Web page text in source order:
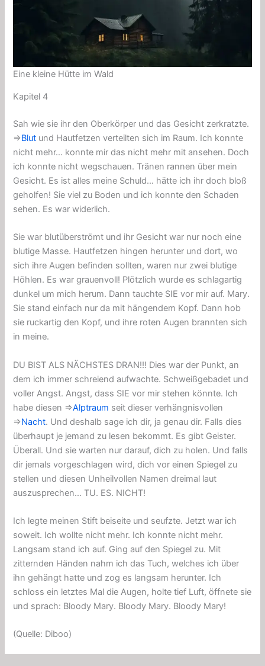
Eine kleine Hütte im Wald
Kapitel 4
Sah wie sie ihr den Oberkörper und das Gesicht zerkratzte.
⇒Blut und Hautfetzen verteilten sich im Raum. Ich konnte
nicht mehr… konnte mir das nicht mehr mit ansehen. Doch
ich konnte nicht wegschauen. Tränen rannen über mein
Gesicht. Es ist alles meine Schuld… hätte ich ihr doch bloß
geholfen! Sie viel zu Boden und ich konnte den Schaden
sehen. Es war widerlich.
Sie war blutüberströmt und ihr Gesicht war nur noch eine
blutige Masse. Hautfetzen hingen herunter und dort, wo
sich ihre Augen befinden sollten, waren nur zwei blutige
Höhlen. Es war grauenvoll! Plötzlich wurde es schlagartig
dunkel um mich herum. Dann tauchte SIE vor mir auf. Mary.
Sie stand einfach nur da mit hängendem Kopf. Dann hob
sie ruckartig den Kopf, und ihre roten Augen brannten sich
in meine.
DU BIST ALS NÄCHSTES DRAN!!! Dies war der Punkt, an
dem ich immer schreiend aufwachte. Schweißgebadet und
voller Angst. Angst, dass SIE vor mir stehen könnte. Ich
habe diesen ⇒Alptraum seit dieser verhängnisvollen
⇒Nacht. Und deshalb sage ich dir, ja genau dir. Falls dies
überhaupt je jemand zu lesen bekommt. Es gibt Geister.
Überall. Und sie warten nur darauf, dich zu holen. Und falls
dir jemals vorgeschlagen wird, dich vor einen Spiegel zu
stellen und diesen Unheilvollen Namen dreimal laut
auszusprechen… TU. ES. NICHT!
Ich legte meinen Stift beiseite und seufzte. Jetzt war ich
soweit. Ich wollte nicht mehr. Ich konnte nicht mehr.
Langsam stand ich auf. Ging auf den Spiegel zu. Mit
zitternden Händen nahm ich das Tuch, welches ich über
ihn gehängt hatte und zog es langsam herunter. Ich
schloss ein letztes Mal die Augen, holte tief Luft, öffnete sie
und sprach: Bloody Mary. Bloody Mary. Bloody Mary!
(Quelle: Diboo)